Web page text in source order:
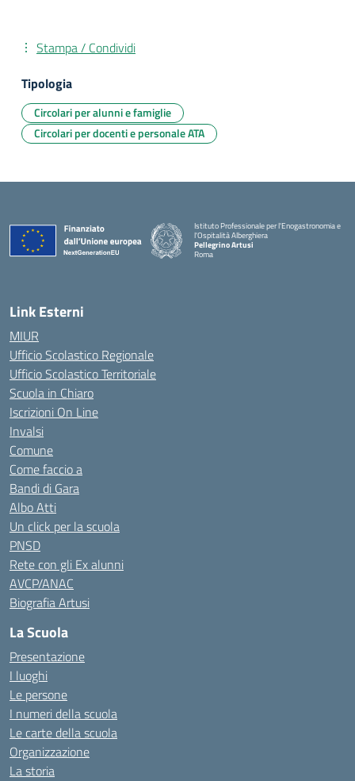
Stampa / Condividi
Tipologia
Circolari per alunni e famiglie
Circolari per docenti e personale ATA
Istituto Professionale per l'Enogastronomia e
l'Ospitalità Alberghiera
Pellegrino Artusi
Roma
Link Esterni
MIUR
Ufficio Scolastico Regionale
Ufficio Scolastico Territoriale
Scuola in Chiaro
Iscrizioni On Line
Invalsi
Comune
Come faccio a
Bandi di Gara
Albo Atti
Un click per la scuola
PNSD
Rete con gli Ex alunni
AVCP/ANAC
Biografia Artusi
La Scuola
Presentazione
I luoghi
Le persone
I numeri della scuola
Le carte della scuola
Organizzazione
La storia